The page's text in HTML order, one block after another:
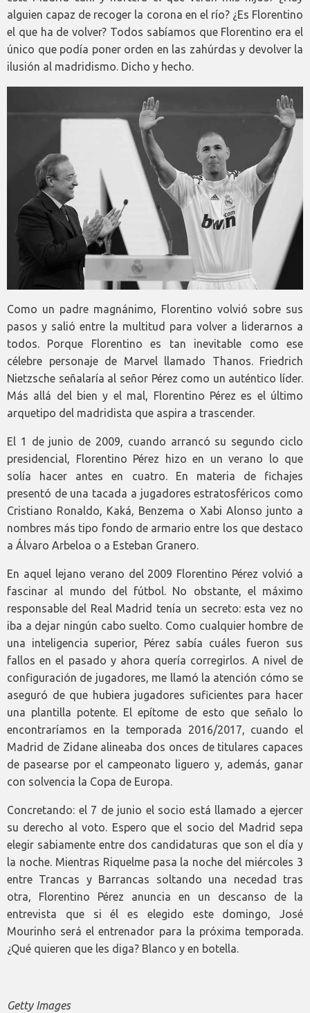
alguien capaz de recoger la corona en el río? ¿Es Florentino
el que ha de volver? Todos sabíamos que Florentino era el
único que podía poner orden en las zahúrdas y devolver la
ilusión al madridismo. Dicho y hecho.
Como un padre magnánimo, Florentino volvió sobre sus
pasos y salió entre la multitud para volver a liderarnos a
todos. Porque Florentino es tan inevitable como ese
célebre personaje de Marvel llamado Thanos. Friedrich
Nietzsche señalaría al señor Pérez como un auténtico líder.
Más allá del bien y el mal, Florentino Pérez es el último
arquetipo del madridista que aspira a trascender.
El 1 de junio de 2009, cuando arrancó su segundo ciclo
presidencial, Florentino Pérez hizo en un verano lo que
solía hacer antes en cuatro. En materia de fichajes
presentó de una tacada a jugadores estratosféricos como
Cristiano Ronaldo, Kaká, Benzema o Xabi Alonso junto a
nombres más tipo fondo de armario entre los que destaco
a Álvaro Arbeloa o a Esteban Granero.
En aquel lejano verano del 2009 Florentino Pérez volvió a
fascinar al mundo del fútbol. No obstante, el máximo
responsable del Real Madrid tenía un secreto: esta vez no
iba a dejar ningún cabo suelto. Como cualquier hombre de
una inteligencia superior, Pérez sabía cuáles fueron sus
fallos en el pasado y ahora quería corregirlos. A nivel de
configuración de jugadores, me llamó la atención cómo se
aseguró de que hubiera jugadores suficientes para hacer
una plantilla potente. El epítome de esto que señalo lo
encontraríamos en la temporada 2016/2017, cuando el
Madrid de Zidane alineaba dos onces de titulares capaces
de pasearse por el campeonato liguero y, además, ganar
con solvencia la Copa de Europa.
Concretando: el 7 de junio el socio está llamado a ejercer
su derecho al voto. Espero que el socio del Madrid sepa
elegir sabiamente entre dos candidaturas que son el día y
la noche. Mientras Riquelme pasa la noche del miércoles 3
entre Trancas y Barrancas soltando una necedad tras
otra, Florentino Pérez anuncia en un descanso de la
entrevista que si él es elegido este domingo, José
Mourinho será el entrenador para la próxima temporada.
¿Qué quieren que les diga? Blanco y en botella.
Getty Images